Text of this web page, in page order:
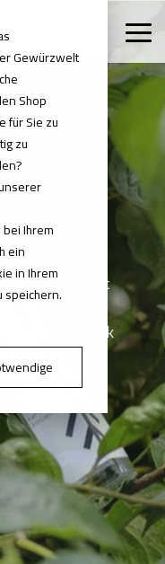
Gewürzwelt
Shop
für Sie zu
zu
Ihrem
ein
in Ihrem
speichern.
Tiefe, Klarheit
wo Geschmack